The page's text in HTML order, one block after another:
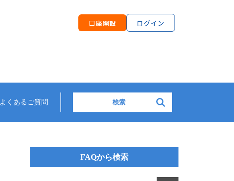
口座開設
ログイン
よくあるご質問
FAQから検索